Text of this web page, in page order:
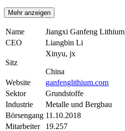
Mehr anzeigen
Name
Jiangxi Ganfeng Lithium
CEO
Liangbin Li
Sitz
Xinyu, jx
China
Website
ganfenglithium.com
Sektor
Grundstoffe
Industrie
Metalle und Bergbau
Börsengang 11.10.2018
Mitarbeiter
19.257